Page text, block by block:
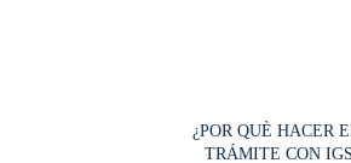
¿POR QUÈ HACER
TRÁMITE CON